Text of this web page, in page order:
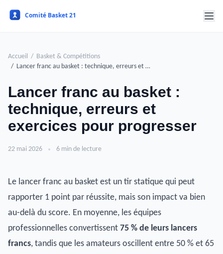
Accueil
Basket & Compétitions
Lancer franc au basket : technique, erreurs et …
Lancer franc au basket :
technique, erreurs et
exercices pour progresser
22 mai 2026 6 min de lecture
Le lancer franc au basket est un tir statique qui peut
rapporter 1 point par réussite, mais son impact va bien
au-delà du score. En moyenne, les équipes
professionnelles convertissent 75 % de leurs lancers
francs, tandis que les amateurs oscillent entre 50 % et 65